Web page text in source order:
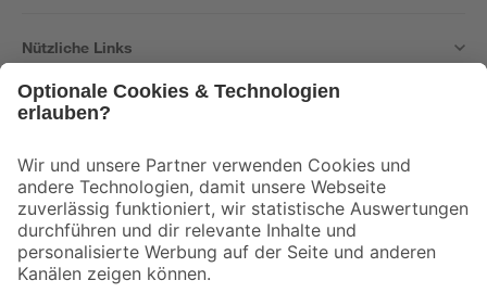
Nützliche Links
Der toom Newsletter: Keine Angebote und Aktionen mehr verpassen!
Zur Newsletter Anmeldung
Folge uns